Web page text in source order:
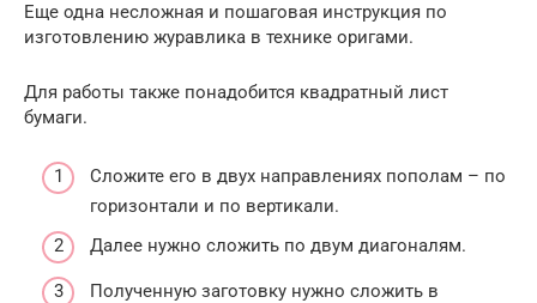
Еще одна несложная и пошаговая инструкция по
изготовлению журавлика в технике оригами.
Для работы также понадобится квадратный лист
бумаги.
Сложите его в двух направлениях пополам – по
горизонтали и по вертикали.
Далее нужно сложить по двум диагоналям.
Полученную заготовку нужно сложить в